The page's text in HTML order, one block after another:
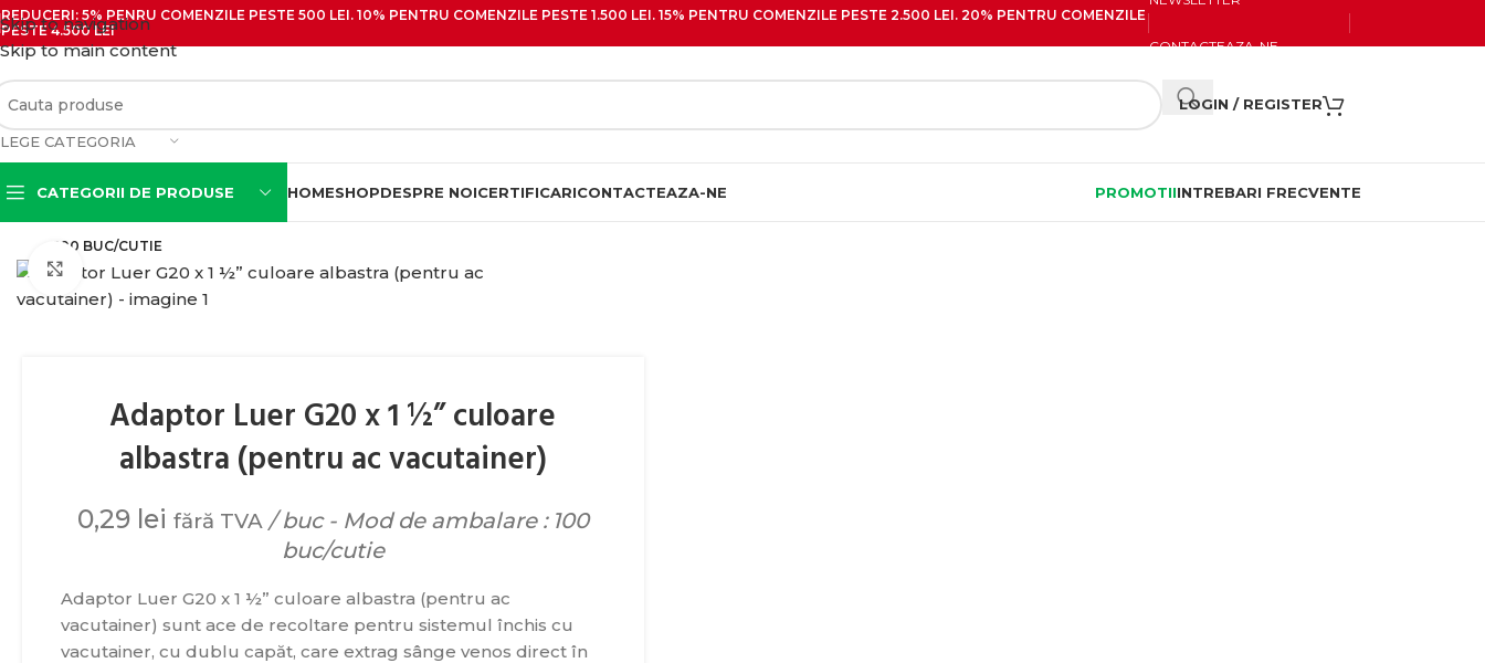
Skip to navigation
Skip to main content
REDUCERI: 5% PENRU COMENZILE PESTE 500 LEI. 10% PENTRU COMENZILE PESTE 1.500 LEI. 15% PENTRU COMENZILE PESTE 2.500 LEI. 20% PENTRU COMENZILE
PESTE 4.500 LEI
CONTACTEAZA-NE
CATEGORIA
LOGIN / REGISTER
CATEGORII DE PRODUSE
Seringi cu ac
Seringi cu ac pentru
Seringi pentru irigatii
HOMESHOPDESPRE NOICERTIFICARICONTACTEAZA-NE PROMOTIIINTREBARI FRECVENTE
100 BUC/CUTIE
Click pentru zoom
Adaptor Luer G20 x 1 ½” culoare
albastra (pentru ac vacutainer)
0,29 lei fără TVA/ buc - Mod de ambalare : 100
buc/cutie
Adaptor Luer G20 x 1 ½” culoare albastra (pentru ac
vacutainer) sunt ace de recoltare pentru sistemul închis cu
vacutainer, cu dublu capăt, care extrag sânge venos direct în